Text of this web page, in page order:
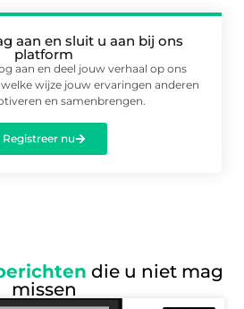
aan en sluit u aan bij ons
platform
aan en deel jouw verhaal op ons
wijze jouw ervaringen anderen
en samenbrengen.
Registreer nu
die u niet mag
missen